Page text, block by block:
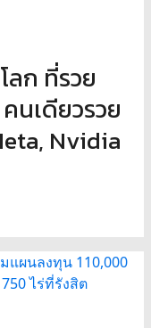
ก ที่รวย
นเดียวรวย
Nvidia